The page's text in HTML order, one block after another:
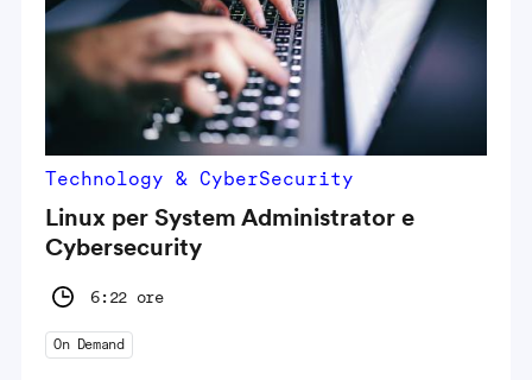
Technology & CyberSecurity
Linux per System Administrator e
Cybersecurity
6:22 ore
On Demand